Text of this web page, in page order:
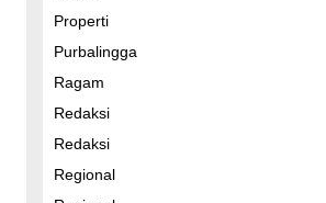
Properti
Purbalingga
Ragam
Redaksi
Redaksi
Regional